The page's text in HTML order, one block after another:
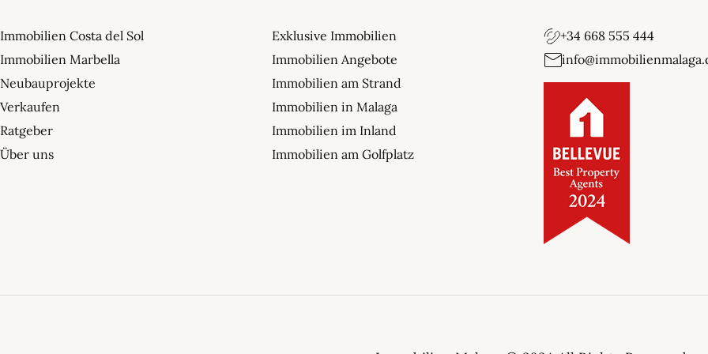
Immobilien Costa del Sol
Immobilien Marbella
Neubauprojekte
Verkaufen
Ratgeber
Über uns
Exklusive Immobilien
Immobilien Angebote
Immobilien am Strand
Immobilien in Malaga
Immobilien im Inland
Immobilien am Golfplatz
+34 668 555 444